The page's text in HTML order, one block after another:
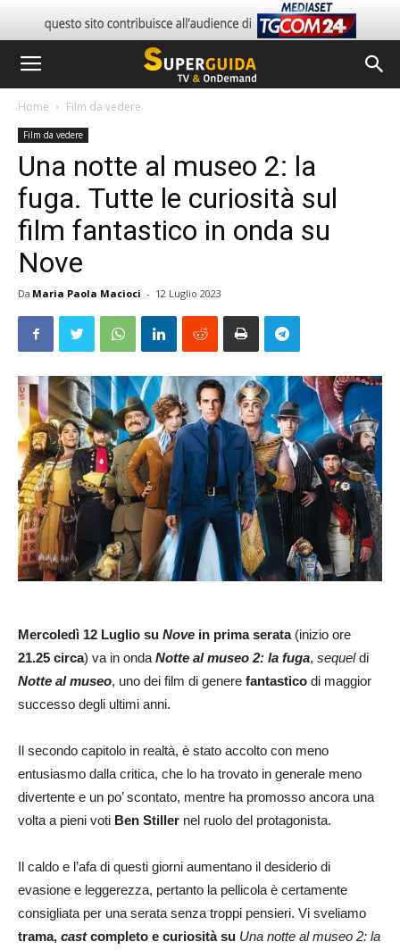
Home Film da vedere
Film da vedere
Una notte al museo 2: la
fuga. Tutte le curiosità sul
film fantastico in onda su
Nove
Da Maria Paola Macioci - 12 Luglio 2023
Mercoledì 12 Luglio su Nove in prima serata(inizio ore
21.25 circa) va in onda Notte al museo 2: la fuga, sequeldi
Notte al museo, uno dei film di genere fantastico di maggior
successo degli ultimi anni.
Il secondo capitolo in realtà, è stato accolto con meno
entusiasmo dalla critica, che lo ha trovato in generale meno
divertente e un po’ scontato, mentre ha promosso ancora una
volta a pieni voti Ben Stiller nel ruolo del protagonista.
Il caldo e l’afa di questi giorni aumentano il desiderio di
evasione e leggerezza, pertanto la pellicola è certamente
consigliata per una serata senza troppi pensieri. Vi sveliamo
trama, castcompleto e curiosità su Una notte al museo 2: la